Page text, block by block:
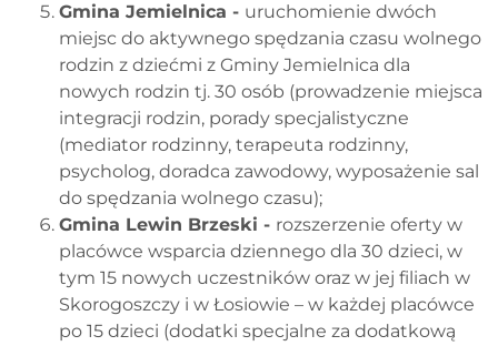
Gmina Jemielnica - uruchomienie dwóch
miejsc do aktywnego spędzania czasu wolnego
rodzin z dziećmi z Gminy Jemielnica dla
nowych rodzin tj. 30 osób (prowadzenie miejsca
integracji rodzin, porady specjalistyczne
(mediator rodzinny, terapeuta rodzinny,
psycholog, doradca zawodowy, wyposażenie sal
do spędzania wolnego czasu);
Gmina Lewin Brzeski - rozszerzenie oferty w
placówce wsparcia dziennego dla 30 dzieci, w
tym 15 nowych uczestników oraz w jej filiach w
Skorogoszczy i w Łosiowie – w każdej placówce
po 15 dzieci (dodatki specjalne za dodatkową